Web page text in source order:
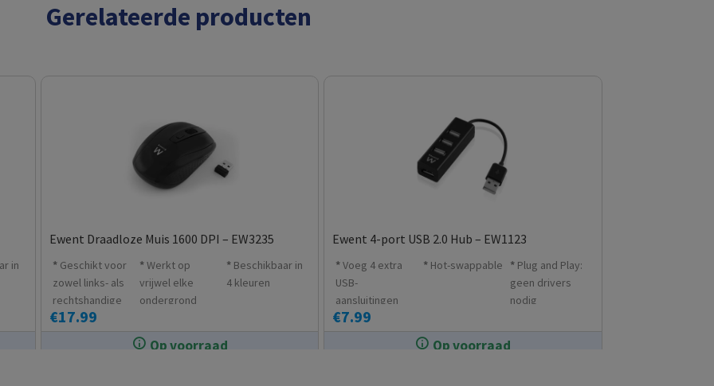
Gerelateerde producten
in
Op voorraad
Ewent Draadloze Muis 1600 DPI – EW3235
€17.99
Geschikt voor
zowel links- als
rechtshandige
gebruikers
Werkt op
vrijwel elke
ondergrond
graniet
enzovoort
Beschikbaar in
4 kleuren
Op voorraad
Ewent 4-port USB 2.0 Hub – EW1123
€7.99
Voeg 4 extra
USB-
aansluitingen
toe aan je pc of
Hot-swappable
Plug and Play:
geen drivers
nodig